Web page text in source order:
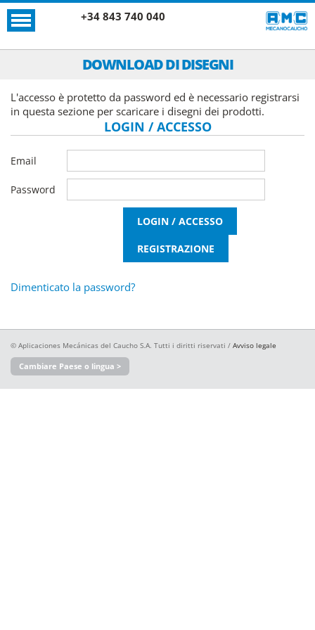
+34 843 740 040
DOWNLOAD DI DISEGNI
L'accesso è protetto da password ed è necessario registrarsi
in questa sezione per scaricare i disegni dei prodotti.
LOGIN / ACCESSO
Email
Password
Dimenticato la password?
© Aplicaciones Mecánicas del Caucho S.A. Tutti i diritti riservati / Avviso legale
Cambiare Paese o lingua >